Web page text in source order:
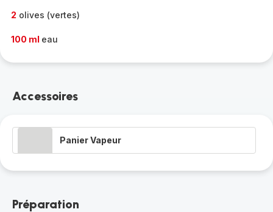
2 olives (vertes)
100 ml eau
Accessoires
Panier Vapeur
Préparation